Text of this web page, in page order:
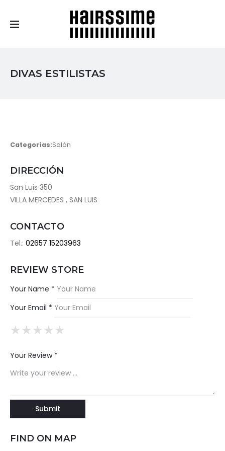
DIVAS ESTILISTAS
Categorías:Salón
DIRECCIÓN
San Luis 350
VILLA MERCEDES , SAN LUIS
CONTACTO
Tel.: 02657 15203963
REVIEW STORE
Your Name *
Your Email *
★
★★
★★★
★★★★
★★★★★
Your Review *
FIND ON MAP